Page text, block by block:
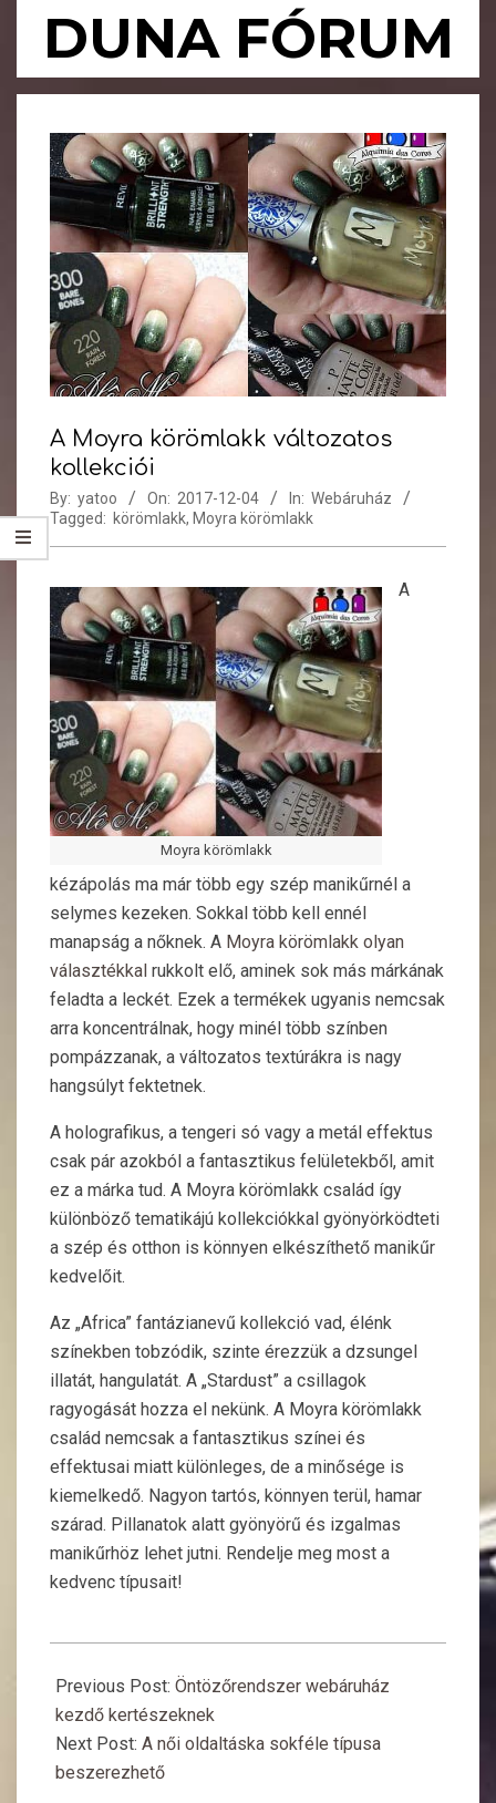
DUNA FÓRUM
Primary
Menu
A Moyra körömlakk változatos
kollekciói
By: yatoo On: 2017-12-04 In: Webáruház
Tagged: körömlakk, Moyra körömlakk
Moyra körömlakk
A
kézápolás ma már több egy szép manikűrnél a
selymes kezeken. Sokkal több kell ennél
manapság a nőknek. A Moyra körömlakk olyan
választékkal rukkolt elő, aminek sok más márkának
feladta a leckét. Ezek a termékek ugyanis nemcsak
arra koncentrálnak, hogy minél több színben
pompázzanak, a változatos textúrákra is nagy
hangsúlyt fektetnek.
A holografikus, a tengeri só vagy a metál effektus
csak pár azokból a fantasztikus felületekből, amit
ez a márka tud. A Moyra körömlakk család így
különböző tematikájú kollekciókkal gyönyörködteti
a szép és otthon is könnyen elkészíthető manikűr
kedvelőit.
Az „Africa” fantázianevű kollekció vad, élénk
színekben tobzódik, szinte érezzük a dzsungel
illatát, hangulatát. A „Stardust” a csillagok
ragyogását hozza el nekünk. A Moyra körömlakk
család nemcsak a fantasztikus színei és
effektusai miatt különleges, de a minősége is
kiemelkedő. Nagyon tartós, könnyen terül, hamar
szárad. Pillanatok alatt gyönyörű és izgalmas
manikűrhöz lehet jutni. Rendelje meg most a
kedvenc típusait!
12-
04
Previous Post: Öntözőrendszer webáruház
kezdő kertészeknek
Next Post: A női oldaltáska sokféle típusa
beszerezhető